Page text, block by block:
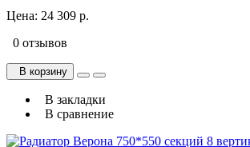
Цена: 24 309 р.
0 отзывов
В корзину
В закладки
В сравнение